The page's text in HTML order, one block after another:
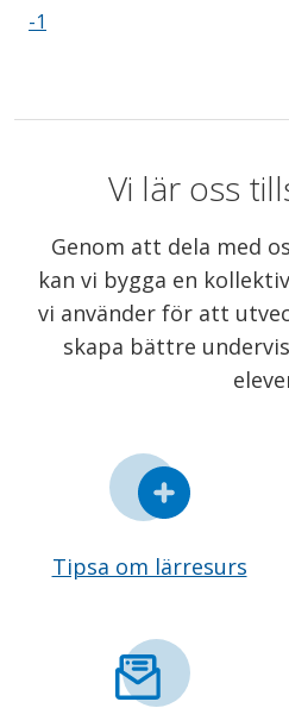
-1
Vi lär oss
Genom att dela med
kan vi bygga en
vi använder för att
skapa bättre
Tipsa om lärresurs